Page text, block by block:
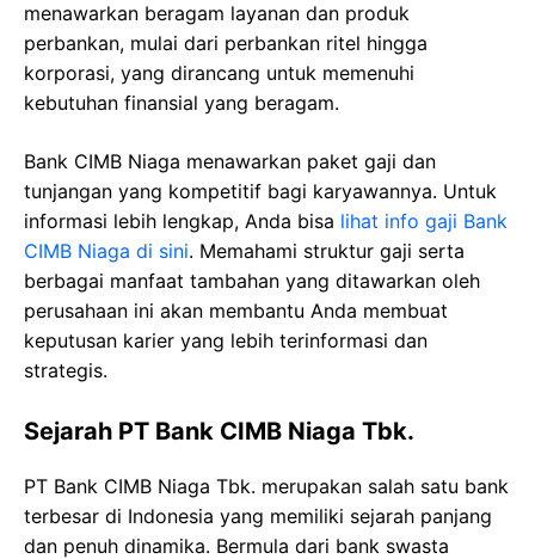
menawarkan beragam layanan dan produk
perbankan, mulai dari perbankan ritel hingga
korporasi, yang dirancang untuk memenuhi
kebutuhan finansial yang beragam.
Bank CIMB Niaga menawarkan paket gaji dan
tunjangan yang kompetitif bagi karyawannya. Untuk
informasi lebih lengkap, Anda bisa lihat info gaji Bank
CIMB Niaga di sini. Memahami struktur gaji serta
berbagai manfaat tambahan yang ditawarkan oleh
perusahaan ini akan membantu Anda membuat
keputusan karier yang lebih terinformasi dan
strategis.
Sejarah PT Bank CIMB Niaga Tbk.
PT Bank CIMB Niaga Tbk. merupakan salah satu bank
terbesar di Indonesia yang memiliki sejarah panjang
dan penuh dinamika. Bermula dari bank swasta